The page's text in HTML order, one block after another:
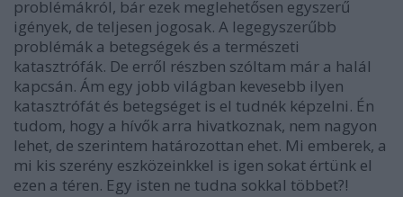
problémákról, bár ezek meglehetősen egyszerű
igények, de teljesen jogosak. A legegyszerűbb
problémák a betegségek és a természeti
katasztrófák. De erről részben szóltam már a halál
kapcsán. Ám egy jobb világban kevesebb ilyen
katasztrófát és betegséget is el tudnék képzelni. Én
tudom, hogy a hívők arra hivatkoznak, nem nagyon
lehet, de szerintem határozottan ehet. Mi emberek, a
mi kis szerény eszközeinkkel is igen sokat értünk el
ezen a téren. Egy isten ne tudna sokkal többet?!